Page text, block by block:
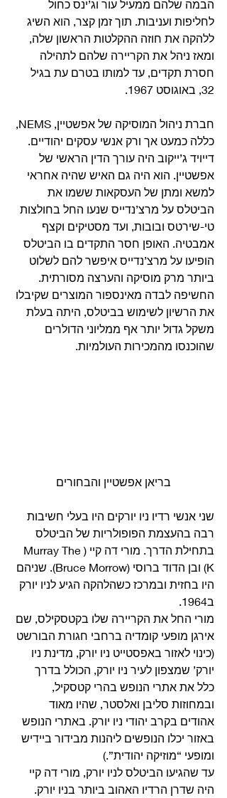
הבמה שלהם ממעיל עור וג’ינס כחול
לחליפות ועניבות. תוך זמן קצר, הוא השיג
ללהקה את חוזה ההקלטות הראשון שלה,
ומאז ניהל את הקריירה שלהם לתהילה
חסרת תקדים, עד למותו בטרם עת בגיל
32, באוגוסט 1967.
חברת ניהול המוסיקה של אפשטיין, NEMS,
כללה כמעט אך ורק אנשי עסקים יהודיים.
דייויד ג’ייקוב היה עורך הדין הראשי של
אפשטיין. הוא היה גם האיש שהיה אחראי
למשא ומתן של העסקאות ששמו את
הביטלס על מרצ’נדייס שנעו החל בחולצות
טי-שירטס ובובות, ועד מסטיקים וקצף
אמבטיה. האופן חסר התקדים בו הביטלס
הופיעו על מרצ’נדייס איפשר להם לשלוט
ביותר מרק מוסיקה והערצה מסורתית.
החשיפה לבדה מאינספור המוצרים שקיבלו
את הרשיון לשימוש בביטלס, היתה בעלת
משקל גדול יותר אף ממליוני הדולרים
שהוכנסו מהמכירות העולמיות.
בריאן אפשטיין והבחורים
שני אנשי רדיו ניו יורקים היו בעלי חשיבות
רבה בהעצמת הפופולריות של הביטלס
בתחילת הדרך. מורי דה קיי (Murray The
K) ובן הדוד ברוסי (Bruce Morrow). שניהם
היו בחזית ובמרכז כשהלהקה הגיע לניו יורק
ב1964.
מורי החל את הקריירה שלו בקטסקילס, שם
אירגן מופעי קומדיה ברחבי חגורת הבורשט
(כינוי לאזור באפסטייט ניו יורק, מדינת ניו
יורק’ שמצפון לעיר ניו יורק, הכולל בדרך
כלל את אתרי הנופש בהרי קטסקיל,
ובמחוזות סליבן ואלסטר, שהיו מאוד
אהודים בקרב יהודי ניו יורק. באתרי הנופש
באזור יכלו הנופשים ליהנות מבידור ביידיש
ומופעי “מוזיקה יהודית”.)
עד שהגיעו הביטלס לניו יורק, מורי דה קיי
היה שדרן הרדיו האהוב ביותר בניו יורק.